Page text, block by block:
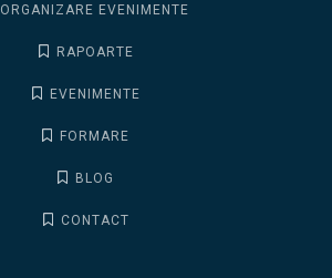
ORGANIZARE EVENIMENTE
RAPOARTE
EVENIMENTE
FORMARE
BLOG
CONTACT